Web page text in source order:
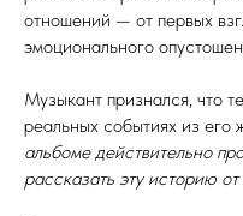
отношений — от первых
эмоционального
Музыкант признался, что
реальных событиях из его
альбоме действительно
рассказать эту историю